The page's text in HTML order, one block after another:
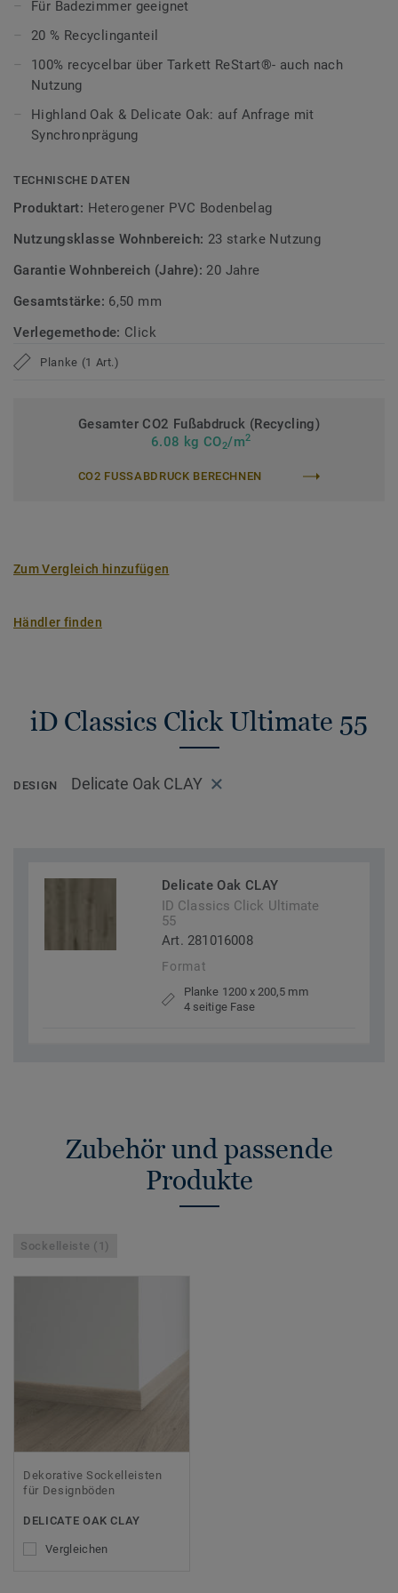
ultramatte Optik und schützt zuverlässig vor Kratzern,
Zirkulär gedacht
recycelbar. Zudem ist der Bodenbelag phthalatfrei und
weist sehr niedrige VOC-Emissionen auf, geprüft nach
iD Classics Click Ultimate ist auch mit 0,70 mm
Objekt (Link zur Kollektion).
>> Erfahren Sie mehr über Tarkett Klick Vinyl.
Für Badezimmer geeignet
20 % Recyclinganteil
100% recycelbar über Tarkett ReStart®- auch nach
Nutzung
Highland Oak & Delicate Oak: auf Anfrage mit
Synchronprägung
TECHNISCHE DATEN
Produktart: Heterogener PVC Bodenbelag
Nutzungsklasse Wohnbereich: 23 starke Nutzung
Garantie Wohnbereich (Jahre): 20 Jahre
Gesamtstärke: 6,50 mm
Verlegemethode: Click
Planke (1 Art.)
Gesamter CO2 Fußabdruck (Recycling)
6.08 kg CO2/m2
CO2 FUSSABDRUCK BERECHNEN
Zum Vergleich hinzufügen
Händler finden
iD Classics Click Ultimate 55
DESIGN Delicate Oak CLAY
Delicate Oak CLAY
ID Classics Click Ultimate
55
Art. 281016008
Format
Planke 1200 x 200,5 mm
4 seitige Fase
Zubehör und passende
Produkte
Sockelleiste (1)
Dekorative Sockelleisten
für Designböden
DELICATE OAK CLAY
Vergleichen